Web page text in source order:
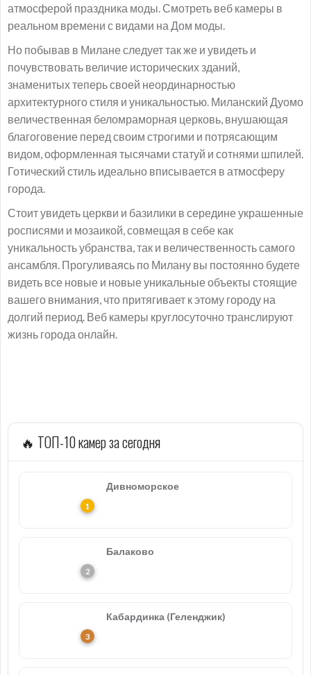
атмосферой праздника моды. Смотреть веб камеры в
реальном времени с видами на Дом моды.
Но побывав в Милане следует так же и увидеть и
почувствовать величие исторических зданий,
знаменитых теперь своей неординарностью
архитектурного стиля и уникальностью. Миланский Дуомо
величественная беломраморная церковь, внушающая
благоговение перед своим строгими и потрясающим
видом, оформленная тысячами статуй и сотнями шпилей.
Готический стиль идеально вписывается в атмосферу
города.
Стоит увидеть церкви и базилики в середине украшенные
росписями и мозаикой, совмещая в себе как
уникальность убранства, так и величественность самого
ансамбля. Прогуливаясь по Милану вы постоянно будете
видеть все новые и новые уникальные объекты стоящие
вашего внимания, что притягивает к этому городу на
долгий период. Веб камеры круглосуточно транслируют
жизнь города онлайн.
🔥 ТОП-10 камер за сегодня
Дивноморское
Балаково
Кабардинка (Геленджик)